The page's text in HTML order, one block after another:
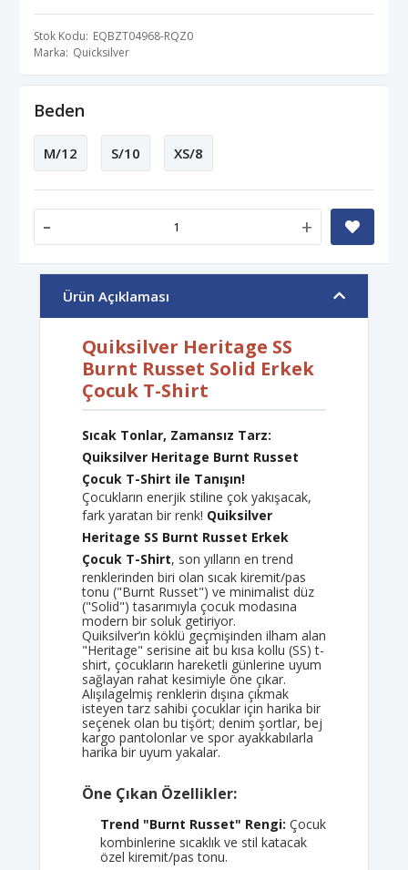
Stok Kodu EQBZT04968-RQZ0
Marka Quicksilver
Beden
M/12 S/10 XS/8
- +
Ürün Açıklaması
Quiksilver Heritage SS
Burnt Russet Solid Erkek
Çocuk T-Shirt
Sıcak Tonlar, Zamansız Tarz:
Quiksilver Heritage Burnt Russet
Çocuk T-Shirt ile Tanışın!
Çocukların enerjik stiline çok yakışacak,
fark yaratan bir renk! Quiksilver
Heritage SS Burnt Russet Erkek
Çocuk T-Shirt, son yılların en trend
renklerinden biri olan sıcak kiremit/pas
tonu ("Burnt Russet") ve minimalist düz
("Solid") tasarımıyla çocuk modasına
modern bir soluk getiriyor.
Quiksilver’ın köklü geçmişinden ilham alan
"Heritage" serisine ait bu kısa kollu (SS) t-
shirt, çocukların hareketli günlerine uyum
sağlayan rahat kesimiyle öne çıkar.
Alışılagelmiş renklerin dışına çıkmak
isteyen tarz sahibi çocuklar için harika bir
seçenek olan bu tişört; denim şortlar, bej
kargo pantolonlar ve spor ayakkabılarla
harika bir uyum yakalar.
Öne Çıkan Özellikler:
Trend "Burnt Russet" Rengi: Çocuk
kombinlerine sıcaklık ve stil katacak
özel kiremit/pas tonu.